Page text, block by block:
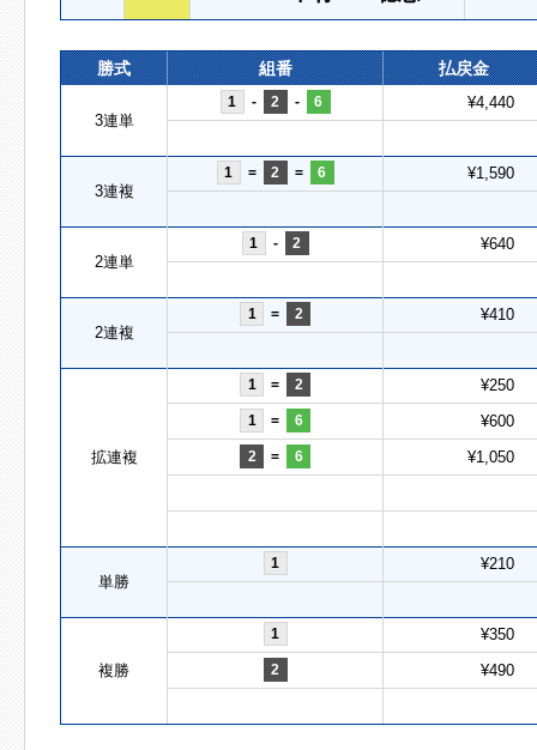
勝式 組番 払戻金
3連単
1 - 2 - 6 ¥4,440
3連複
1 = 2 = 6 ¥1,590
2連単
1 - 2 ¥640
2連複
1 = 2 ¥410
拡連複
1 = 2 ¥250
1 = 6 ¥600
2 = 6 ¥1,050
単勝
1 ¥210
複勝
1 ¥350
2 ¥490